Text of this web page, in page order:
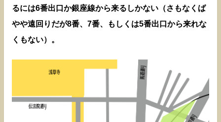
るには6番出口か銀座線から来るしかない（さもなくば
やや遠回りだが8番、7番、もしくは5番出口から来れな
くもない）。